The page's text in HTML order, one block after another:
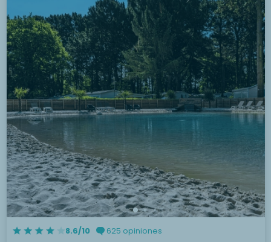
Camping Pirineos
Pirineos aragoneses
Ver el camping